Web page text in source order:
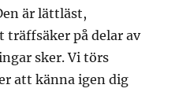
är lättläst,
träffsäker på delar av
sker. Vi törs
att känna igen dig